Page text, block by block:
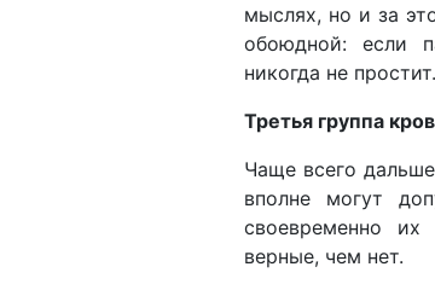
мыслях, но и за
обоюдной: если
никогда не простит.
Третья группа
Чаще всего
вполне могут
своевременно их
верные, чем нет.